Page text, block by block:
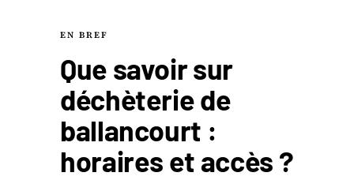
EN BREF
Que savoir sur
déchèterie de
ballancourt :
horaires et accès ?